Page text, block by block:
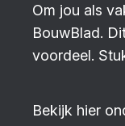
Om jou als
BouwBlad.
voordeel.
Bekijk hier